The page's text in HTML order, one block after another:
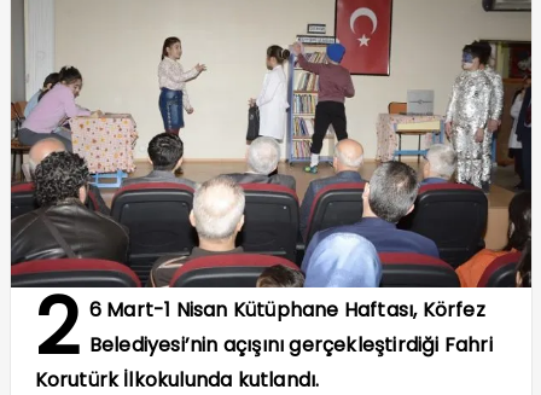
2 6 Mart-1 Nisan Kütüphane Haftası, Körfez
Belediyesi’nin açışını gerçekleştirdiği Fahri
Korutürk İlkokulunda kutlandı.